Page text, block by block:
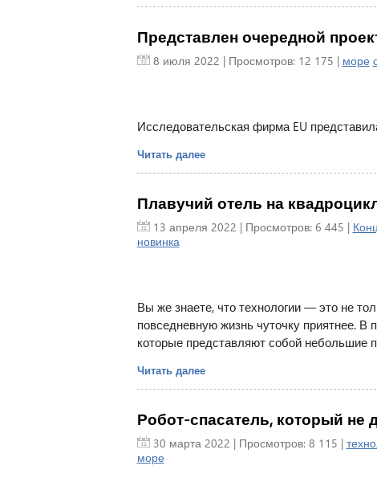
Представлен очередной
8 июля 2022 | Просмотров: 12 175 | море
Исследовательская фирма EU
Читать далее
Плавучий отель на
13 апреля 2022 | Просмотров: 6 445 |
новинка
Вы же знаете, что технологии — это не
повседневную жизнь чуточку приятнее.
которые представляют собой небольшие
Читать далее
Робот-спасатель, который не
30 марта 2022 | Просмотров: 8 115 |
море